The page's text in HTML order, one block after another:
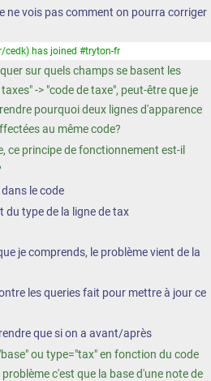
ne vois pas comment on pourra corriger
cedk) has joined #tryton-fr
sur quels champs se basent les
-> "code de taxe", peut-être que je
pourquoi deux lignes d'apparence
au même code?
ce principe de fonctionnement est-il
le code
du type de la ligne de tax
je comprends, le problème vient de la
les queries fait pour mettre à jour ce
que si on a avant/après
ou type="tax" en fonction du code
c'est que la base d'une note de